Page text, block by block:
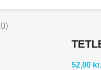
52,00 kr.